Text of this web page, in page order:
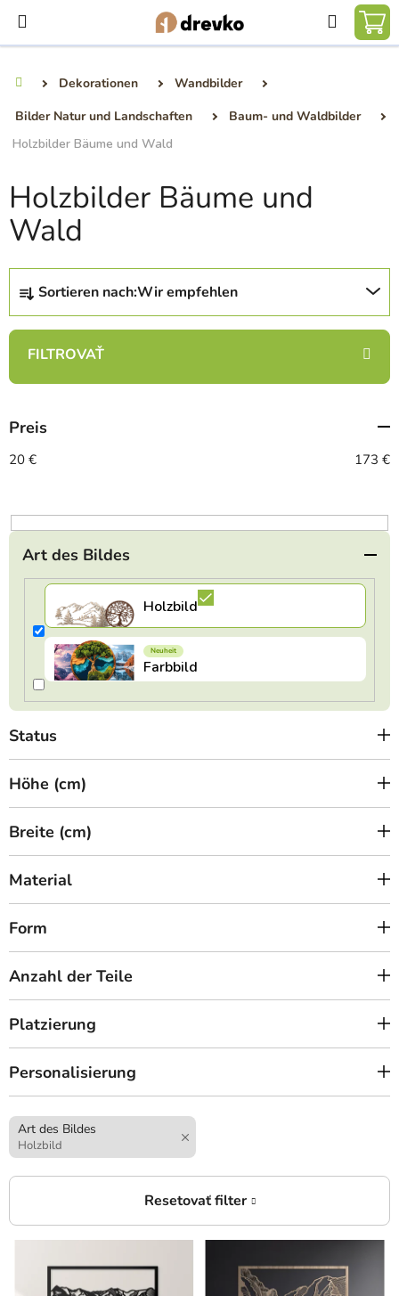
Inhalt
springen
Suchen
Dekorationen
Wandbilder
Bilder Natur und Landschaften
Baum- und Waldbilder
Holzbilder Bäume und Wald
Holzbilder Bäume und
Wald
P
o
u
t
s
o
t
i
Sortieren nach:Wir empfehlen
Preis
20 € 173 €
Art des Bildes
Status
Höhe (cm)
Breite (cm)
Material
Form
Anzahl der Teile
Platzierung
Personalisierung
Art des Bildes
Holzbild
L